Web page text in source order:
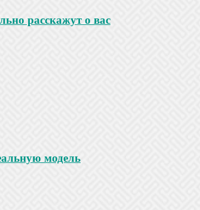
расскажут о вас
модель